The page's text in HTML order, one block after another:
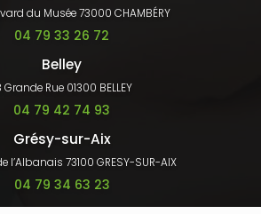
du Musée 73000 CHAMBÉRY
04 79 33 26 72
Belley
Grande Rue 01300 BELLEY
04 79 42 74 93
Grésy-sur-Aix
l’Albanais 73100 GRESY-SUR-AIX
04 79 34 63 23